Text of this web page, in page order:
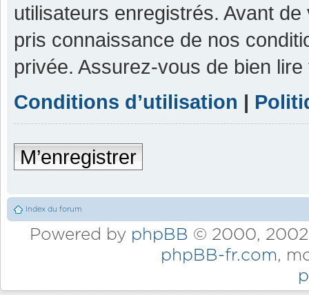
utilisateurs enregistrés. Avant
pris connaissance de nos
privée. Assurez-vous de bien
Conditions d’utilisation |
M’enregistrer
Index du forum
Powered by phpBB © 2000,
phpBB-fr.com,